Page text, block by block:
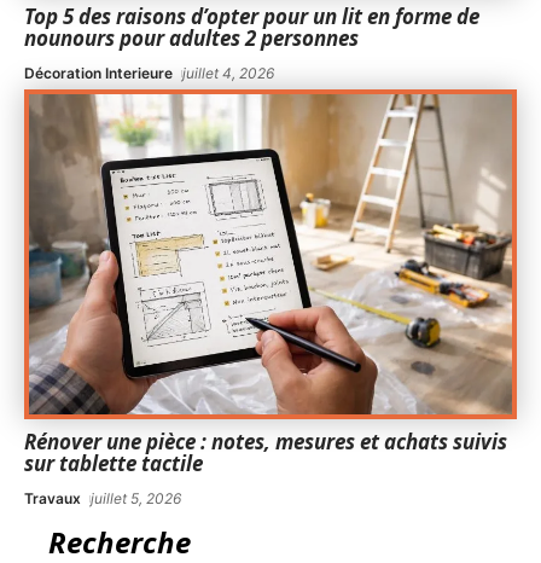
Top 5 des raisons d’opter pour un lit en forme de
nounours pour adultes 2 personnes
Décoration Interieure juillet 4, 2026
Rénover une pièce : notes, mesures et achats suivis
sur tablette tactile
Travaux juillet 5, 2026
Recherche